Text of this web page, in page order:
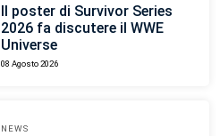
Il poster di Survivor Series
2026 fa discutere il WWE
Universe
08 Agosto 2026
NEWS